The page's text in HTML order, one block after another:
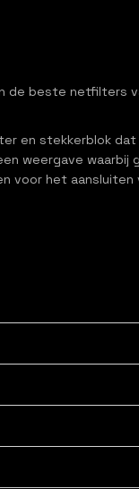
de beste
en stekkerblok
weergave waarbij
voor het